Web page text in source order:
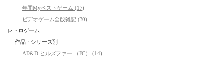
年間Myベストゲーム (17)
ビデオゲーム全般雑記 (30)
レトロゲーム
作品・シリーズ別
AD&D ヒルズファー （FC） (14)